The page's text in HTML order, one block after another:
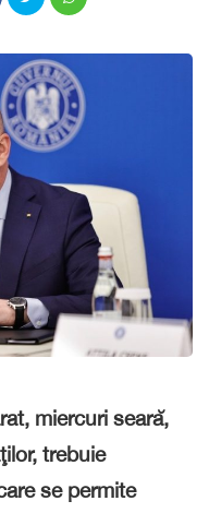
miercuri seară,
trebuie
se permite